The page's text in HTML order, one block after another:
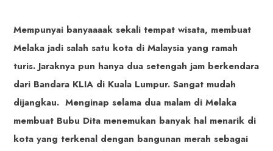
Mempunyai banyaaaak sekali tempat wisata, membuat
Melaka jadi salah satu kota di Malaysia yang ramah
turis. Jaraknya pun hanya dua setengah jam berkendara
dari Bandara KLIA di Kuala Lumpur. Sangat mudah
dijangkau. Menginap selama dua malam di Melaka
membuat Bubu Dita menemukan banyak hal menarik di
kota yang terkenal dengan bangunan merah sebagai